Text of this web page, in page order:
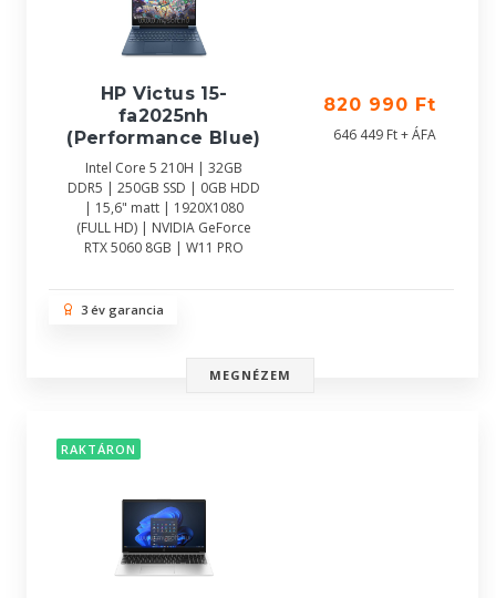
HP Victus 15-
fa2025nh
(Performance Blue)
Intel Core 5 210H | 32GB
DDR5 | 250GB SSD | 0GB HDD
| 15,6" matt | 1920X1080
(FULL HD) | NVIDIA GeForce
RTX 5060 8GB | W11 PRO
820 990 Ft
646 449 Ft + ÁFA
3 év garancia
MEGNÉZEM
RAKTÁRON